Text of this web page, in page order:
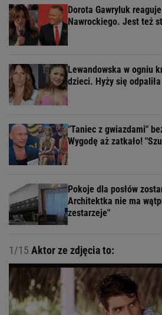
Dorota Gawryluk
Nawrockiego. Jest też
Lewandowska w ogniu
dzieci. Hyży się odpaliła
"Taniec z gwiazdami"
Wygodę aż zatkało!
Pokoje dla posłów
Architektka nie ma
zestarzeje"
1/15 Aktor ze zdjęcia to: